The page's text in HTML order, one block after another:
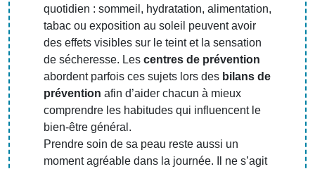
quotidien : sommeil, hydratation, alimentation,
tabac ou exposition au soleil peuvent avoir
des effets visibles sur le teint et la sensation
de sécheresse. Les centres de prévention
abordent parfois ces sujets lors des bilans de
prévention afin d’aider chacun à mieux
comprendre les habitudes qui influencent le
bien-être général.
Prendre soin de sa peau reste aussi un
moment agréable dans la journée. Il ne s’agit